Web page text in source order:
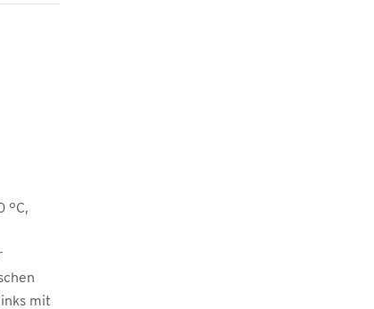
°C,
mit